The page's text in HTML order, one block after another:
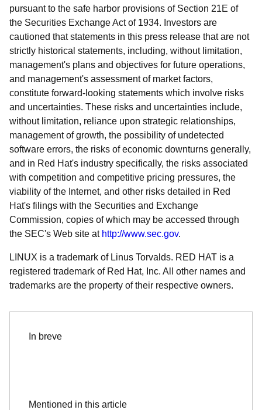
pursuant to the safe harbor provisions of Section 21E of
the Securities Exchange Act of 1934. Investors are
cautioned that statements in this press release that are not
strictly historical statements, including, without limitation,
management's plans and objectives for future operations,
and management's assessment of market factors,
constitute forward-looking statements which involve risks
and uncertainties. These risks and uncertainties include,
without limitation, reliance upon strategic relationships,
management of growth, the possibility of undetected
software errors, the risks of economic downturns generally,
and in Red Hat's industry specifically, the risks associated
with competition and competitive pricing pressures, the
viability of the Internet, and other risks detailed in Red
Hat's filings with the Securities and Exchange
Commission, copies of which may be accessed through
the SEC's Web site at http://www.sec.gov.
LINUX is a trademark of Linus Torvalds. RED HAT is a
registered trademark of Red Hat, Inc. All other names and
trademarks are the property of their respective owners.
In breve
Mentioned in this article